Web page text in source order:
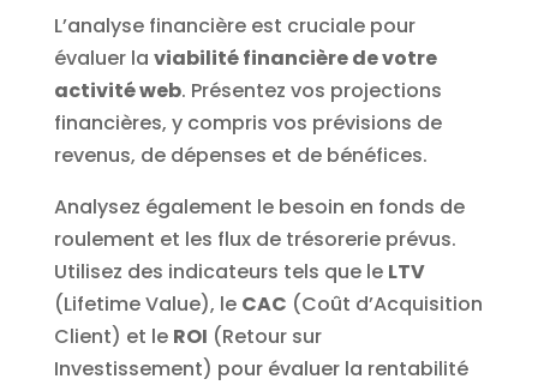
L’analyse financière est cruciale pour
évaluer la viabilité financière de votre
activité web. Présentez vos projections
financières, y compris vos prévisions de
revenus, de dépenses et de bénéfices.
Analysez également le besoin en fonds de
roulement et les flux de trésorerie prévus.
Utilisez des indicateurs tels que le LTV
(Lifetime Value), le CAC (Coût d’Acquisition
Client) et le ROI (Retour sur
Investissement) pour évaluer la rentabilité